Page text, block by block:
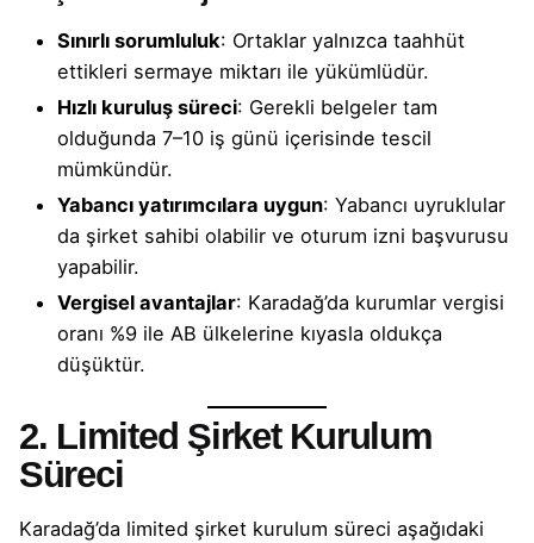
Sınırlı sorumluluk: Ortaklar yalnızca taahhüt
ettikleri sermaye miktarı ile yükümlüdür.
Hızlı kuruluş süreci: Gerekli belgeler tam
olduğunda 7–10 iş günü içerisinde tescil
mümkündür.
Yabancı yatırımcılara uygun: Yabancı uyruklular
da şirket sahibi olabilir ve oturum izni başvurusu
yapabilir.
Vergisel avantajlar: Karadağ’da kurumlar vergisi
oranı %9 ile AB ülkelerine kıyasla oldukça
düşüktür.
2. Limited Şirket Kurulum
Süreci
Karadağ’da limited şirket kurulum süreci aşağıdaki